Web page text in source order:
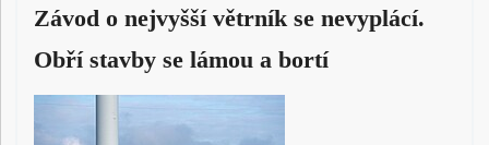
Závod o nejvyšší větrník se nevyplácí.
Obří stavby se lámou a bortí